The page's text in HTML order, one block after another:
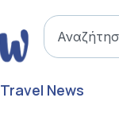
Travel News